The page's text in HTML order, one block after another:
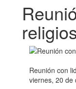
Reunión con
viernes, 20 de